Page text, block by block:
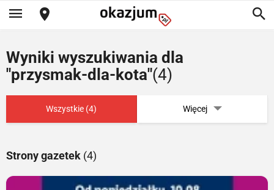
Wyniki wyszukiwania dla
"przysmak-dla-kota"(4)
Wszystkie (4) Więcej
Strony gazetek (4)